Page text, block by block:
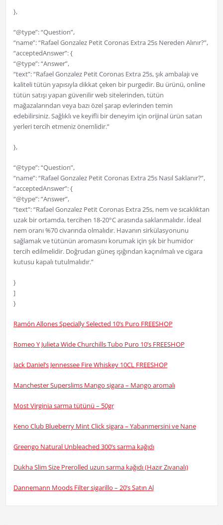
},
“@type”: “Question”,
“name”: “Rafael Gonzalez Petit Coronas Extra 25s Nereden Alınır?”,
“acceptedAnswer”: {
“@type”: “Answer”,
“text”: “Rafael Gonzalez Petit Coronas Extra 25s, şık ambalajı ve
kaliteli tütün yapısıyla dikkat çeken bir purgedir. Bu ürünü, online
tütün satışı yapan güvenilir web sitelerinden, tütün
mağazalarından veya bazı özel şarap evlerinden temin
edebilirsiniz. Sağlıklı ve keyifli bir deneyim için orijinal ürün satan
yerleri tercih etmeniz önemlidir.”
},
“@type”: “Question”,
“name”: “Rafael Gonzalez Petit Coronas Extra 25s Nasıl Saklanır?”,
“acceptedAnswer”: {
“@type”: “Answer”,
“text”: “Rafael Gonzalez Petit Coronas Extra 25s, nem ve sıcaklıktan
uzak bir ortamda, tercihen 18-20°C arasında saklanmalıdır. İdeal
nem oranı %70 civarında olmalıdır. Havanın sirkülasyonunu
sağlamak ve tütünün aromasını korumak için şık bir humidor
tercih edilmelidir. Doğrudan güneş ışığından kaçınılmalı ve cigara
kutusu kapalı tutulmalıdır.”
}
]
}
Ramón Allones Specially Selected 10’s Puro FREESHOP
Romeo Y Julieta Wide Churchills Tubo Puro 10’s FREESHOP
Jack Daniel’s Jennessee Fire Whiskey 10CL FREESHOP
Manchester Superslims Mango sigara – Mango aromalı
Most Virginia sarma tütünü – 50gr
Keno Club Blueberry Mint Click sigara – Yabanmersini ve Nane
Greengo Natural Unbleached 300’s sarma kağıdı
Dukha Slim Size Prerolled uzun sarma kağıdı (Hazır Zıvanalı)
Dannemann Moods Filter sigarillo – 20’s Satın Al